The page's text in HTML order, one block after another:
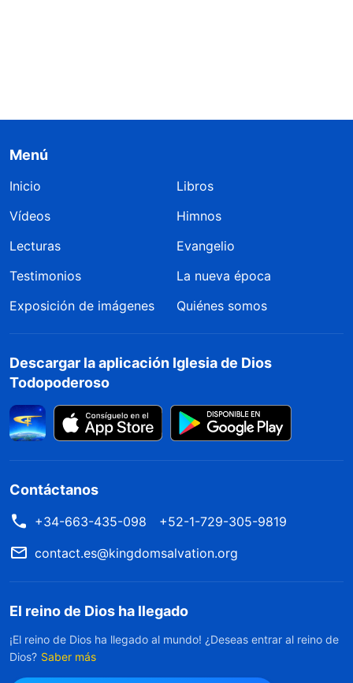
Menú
Inicio
Libros
Vídeos
Himnos
Lecturas
Evangelio
Testimonios
La nueva época
Exposición de imágenes
Quiénes somos
Descargar la aplicación Iglesia de Dios
Todopoderoso
Contáctanos
+34-663-435-098
+52-1-729-305-9819
contact.es@kingdomsalvation.org
El reino de Dios ha llegado
¡El reino de Dios ha llegado al mundo! ¿Deseas entrar al reino de
Dios? Saber más